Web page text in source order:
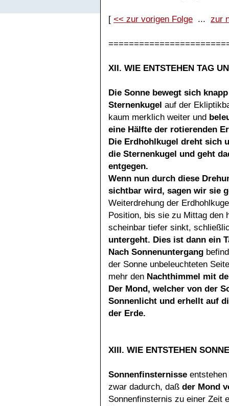
[ << zur vorigen Folge ... zur
XII. WIE ENTSTEHEN TAG
Die Sonne bewegt sich
Sternenkugel auf der
kaum merklich weiter und
eine Hälfte der rotierenden
Die Erdhohlkugel dreht sich
die Sternenkugel und geht
entgegen.
Wenn nun durch diese
sichtbar wird, sagen wir sie
Weiterdrehung der
Position, bis sie zu Mittag den
scheinbar tiefer sinkt,
untergeht. Dies ist dann ein
Nach Sonnenuntergang
der Sonne unbeleuchteten
mehr den Nachthimmel mit
Der Mond, welcher von der
Sonnenlicht und erhellt auf
der Erde.
XIII. WIE ENTSTEHEN
Sonnenfinsternisse
zwar dadurch, daß der Mond
Sonnenfinsternis zu einer Zeit